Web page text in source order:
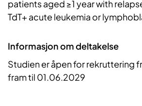
patients aged ≥1 year with
TdT+ acute leukemia or
Informasjon om deltakelse
Studien er åpen for rekruttering
fram til 01.06.2029